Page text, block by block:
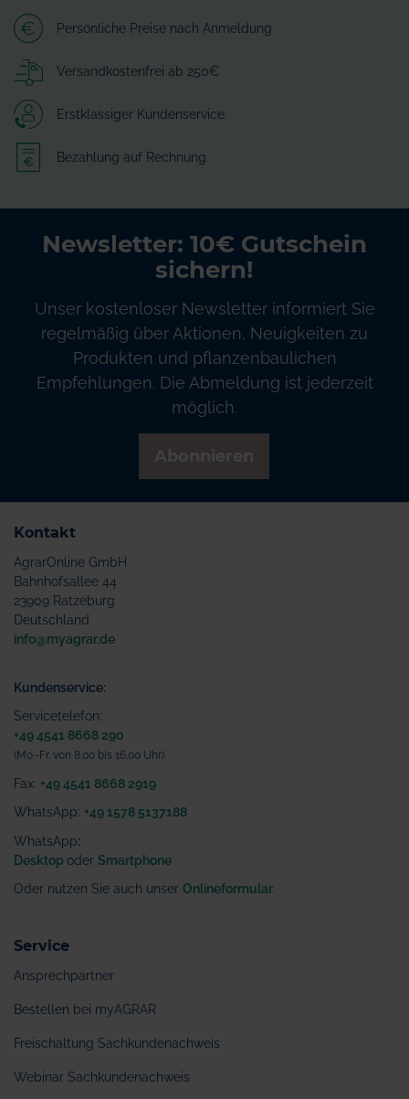
Persönliche Preise nach Anmeldung
Versandkostenfrei ab 250€
Erstklassiger Kundenservice
Bezahlung auf Rechnung
Newsletter: 10€ Gutschein
sichern!
Unser kostenloser Newsletter informiert Sie
regelmäßig über Aktionen, Neuigkeiten zu
Produkten und pflanzenbaulichen
Empfehlungen. Die Abmeldung ist jederzeit
möglich.
Kontakt
AgrarOnline GmbH
Bahnhofsallee 44
23909 Ratzeburg
Deutschland
info@myagrar.de
Kundenservice:
Servicetelefon:
+49 4541 8668 290
(Mo.-Fr. von 8.00 bis 16.00 Uhr)
Fax: +49 4541 8668 2919
WhatsApp: +49 1578 5137188
WhatsApp:
Desktop oder Smartphone
Oder nutzen Sie auch unser Onlineformular
Service
Ansprechpartner
Bestellen bei myAGRAR
Freischaltung Sachkundenachweis
Webinar Sachkundenachweis